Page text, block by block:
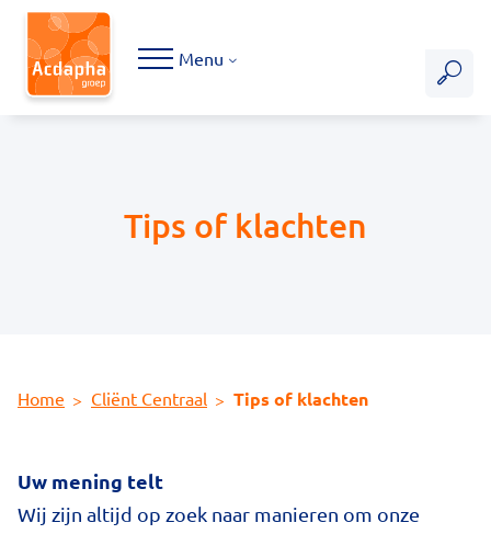
Hoofdmenu
Menu
Home Cliënt Centraal Tips of klachten
Tips of klachten
Uw mening telt
Wij zijn altijd op zoek naar manieren om onze